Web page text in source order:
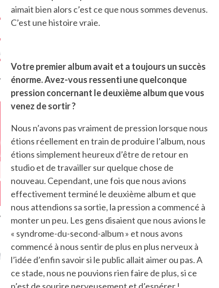
7.6
DUDE’S REV...
– HEL...
KARMA –
ANNIVERSAIRE
aimait bien alors c’est ce que nous sommes devenus.
C’est une histoire vraie.
Votre premier album avait et a toujours un succès
énorme. Avez-vous ressenti une quelconque
pression concernant le deuxième album que vous
venez de sortir ?
Nous n’avons pas vraiment de pression lorsque nous
étions réellement en train de produire l’album, nous
étions simplement heureux d’être de retour en
studio et de travailler sur quelque chose de
nouveau. Cependant, une fois que nous avions
effectivement terminé le deuxième album et que
nous attendions sa sortie, la pression a commencé à
monter un peu. Les gens disaient que nous avions le
« syndrome-du-second-album » et nous avons
commencé à nous sentir de plus en plus nerveux à
l’idée d’enfin savoir si le public allait aimer ou pas. A
ce stade, nous ne pouvions rien faire de plus, si ce